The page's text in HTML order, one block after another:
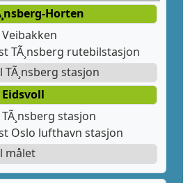
Horten
TÃ¸nsberg rutebilstasjon
TÃ¸nsberg stasjon
Eidsvoll
stasjon
Oslo lufthavn stasjon
målet